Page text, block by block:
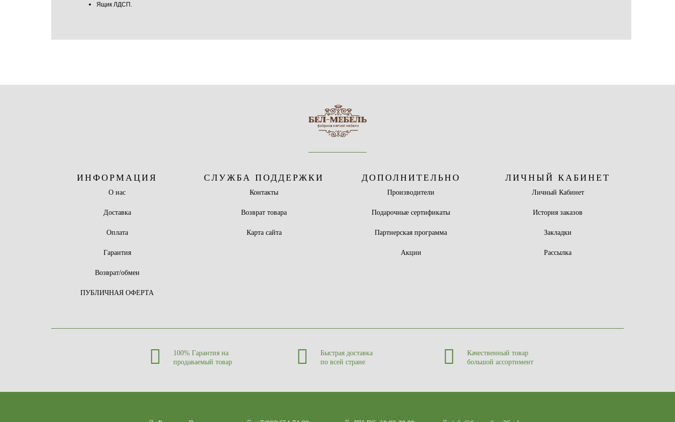
Ящик ЛДСП.
ИНФОРМАЦИЯ
О нас
Доставка
Оплата
Гарантия
Возврат/обмен
ПУБЛИЧНАЯ ОФЕРТА
СЛУЖБА ПОДДЕРЖКИ
Контакты
Возврат товара
Карта сайта
ДОПОЛНИТЕЛЬНО
Производители
Подарочные сертификаты
Партнерская программа
Акции
ЛИЧНЫЙ КАБИНЕТ
Личный Кабинет
История заказов
Закладки
Рассылка
100% Гарантия на
продаваемый товар
Быстрая доставка
по всей стране
Качественный товар
большой ассортимент